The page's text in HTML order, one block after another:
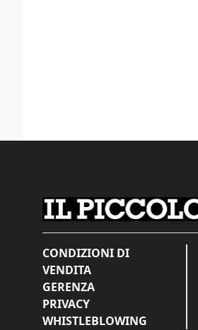
CONDIZIONI DI
VENDITA
GERENZA
PRIVACY
WHISTLEBLOWING